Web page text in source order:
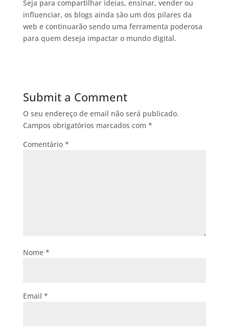
Seja para compartilhar ideias, ensinar, vender ou
influenciar, os blogs ainda são um dos pilares da
web e continuarão sendo uma ferramenta poderosa
para quem deseja impactar o mundo digital.
Submit a Comment
O seu endereço de email não será publicado.
Campos obrigatórios marcados com *
Comentário *
Nome *
Email *